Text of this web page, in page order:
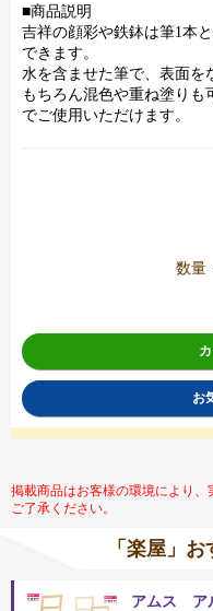
■商品説明
吉祥の顔彩や鉄鉢は筆1本
できます。
水を含ませた筆で、表面を
もちろん混色や重ね塗りも
でご使用いただけます。
数量
お
掲載商品はお客様の環境により、
ご了承ください。
「楽屋」
アムス ア